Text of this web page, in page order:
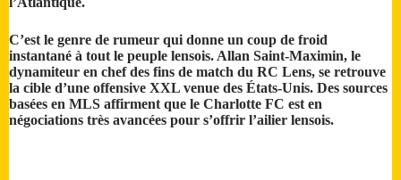
C’est le genre de rumeur qui donne un coup de froid
instantané à tout le peuple lensois. Allan Saint-Maximin, le
dynamiteur en chef des fins de match du RC Lens, se retrouve
la cible d’une offensive XXL venue des États-Unis. Des sources
basées en MLS affirment que le Charlotte FC est en
négociations très avancées pour s’offrir l’ailier lensois.